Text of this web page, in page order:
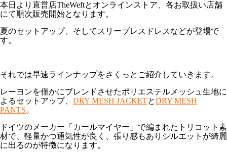
本日より直営店TheWeftとオンラインストア、各お取扱い店舗
にて順次販売開始となります。
夏のセットアップ、そしてスリーブレスドレスなどが登場で
す。
それでは早速ラインナップをさくっとご紹介していきます。
レーヨンを僅かにブレンドさせたポリエステルメッシュ生地に
よるセットアップ、 DRY MESH JACKETとDRY MESH
PANTS。
ドイツのメーカー「カールマイヤー」で編まれたトリコット素
材で、軽量かつ通気性が良く、張り感もありシルエットが綺麗
に出るのが特徴になります。